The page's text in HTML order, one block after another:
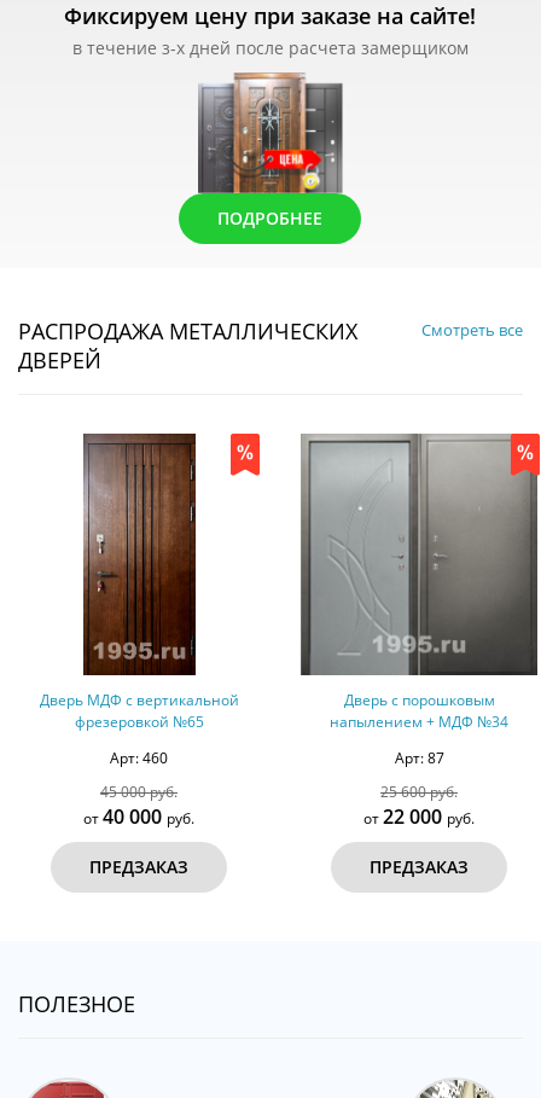
Фиксируем цену при заказе на сайте!
в течение з-х дней после расчета замерщиком
ПОДРОБНЕЕ
РАСПРОДАЖА МЕТАЛЛИЧЕСКИХ
ДВЕРЕЙ
Смотреть все
МДФ с вертикальной
фрезеровкой №65
45 000 руб.
40 000руб.
ПРЕДЗАКАЗ
Дверь с порошковым
напылением + МДФ №34
25 600 руб.
22 000руб.
ПРЕДЗАКАЗ
ПОЛЕЗНОЕ